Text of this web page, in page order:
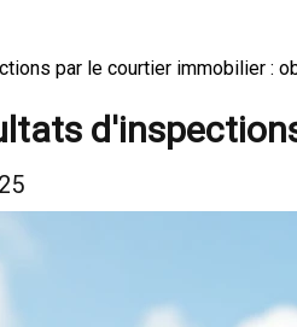
par le courtier immobilier :